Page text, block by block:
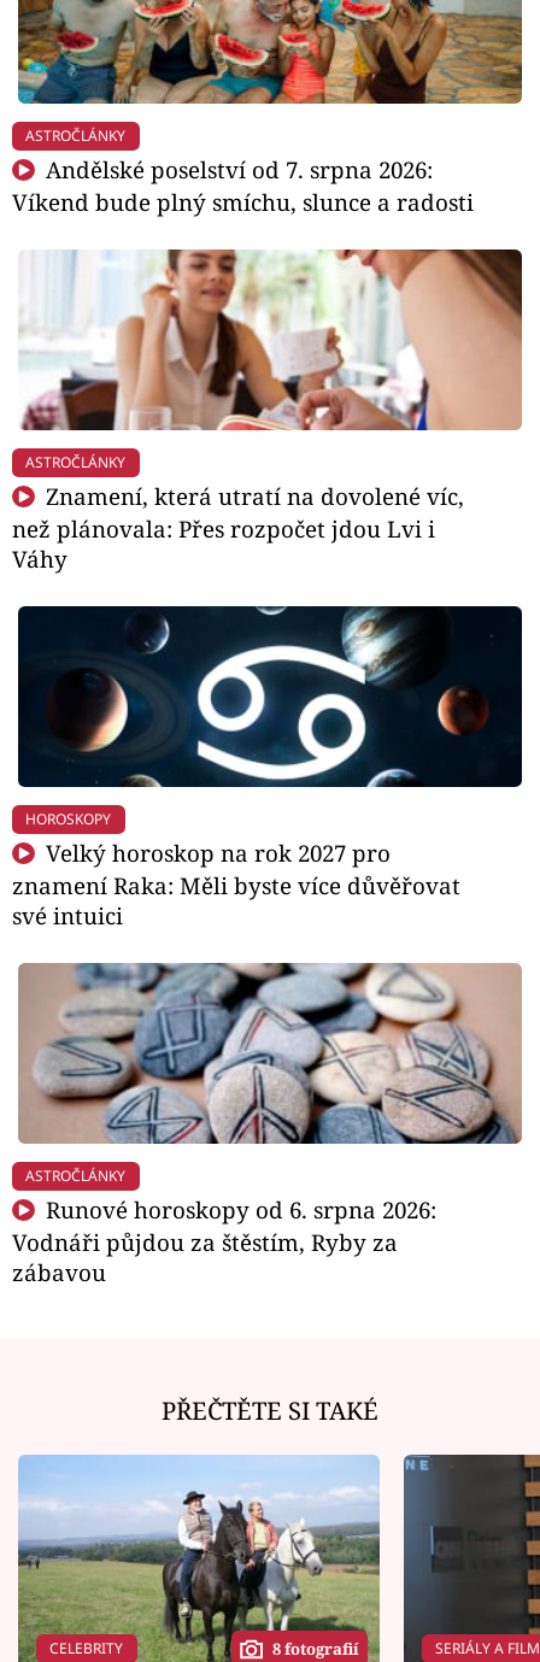
ASTROČLÁNKY
Andělské poselství od 7. srpna 2026:
Víkend bude plný smíchu, slunce a radosti
ASTROČLÁNKY
Znamení, která utratí na dovolené víc,
než plánovala: Přes rozpočet jdou Lvi i
Váhy
HOROSKOPY
Velký horoskop na rok 2027 pro
znamení Raka: Měli byste více důvěřovat
své intuici
ASTROČLÁNKY
Runové horoskopy od 6. srpna 2026:
Vodnáři půjdou za štěstím, Ryby za
zábavou
PŘEČTĚTE SI TAKÉ
CELEBRITY 8 fotografií SERIÁLY A